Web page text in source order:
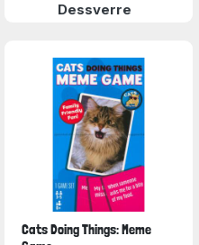
Dessverre
Cats Doing Things: Meme